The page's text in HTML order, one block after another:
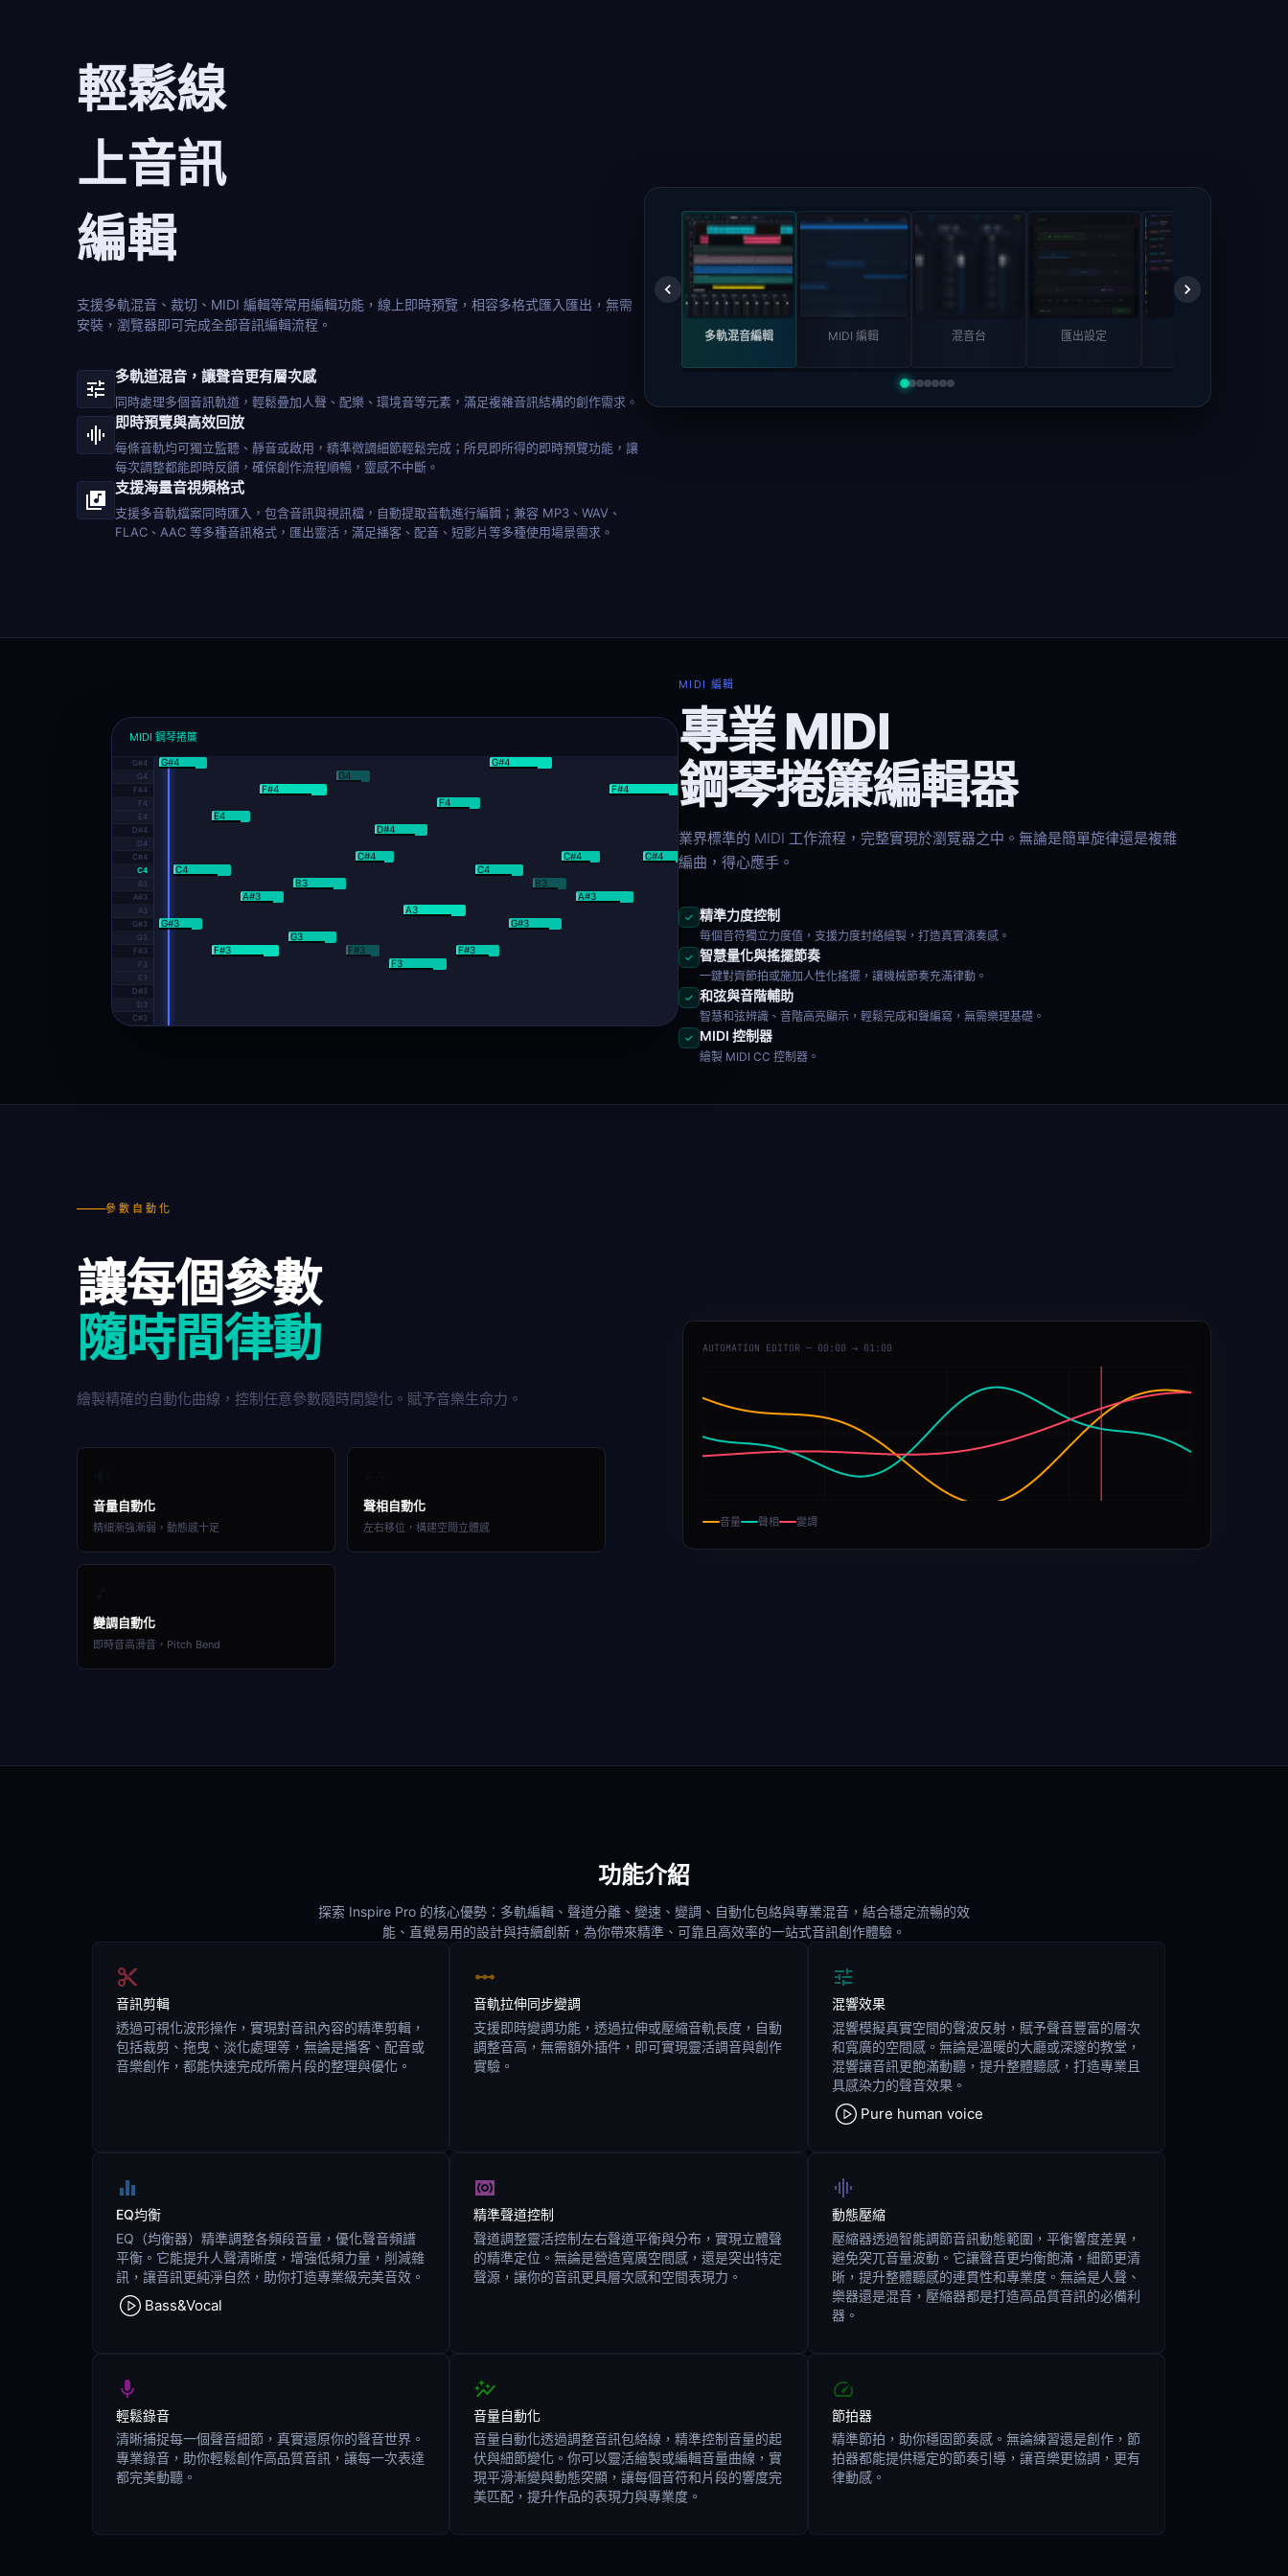
輕鬆線
上音訊
編輯
支援多軌混音、裁切、MIDI 編輯等常用編輯功能，線上即時預覽，相容多格式匯入匯出，無需
安裝，瀏覽器即可完成全部音訊編輯流程。
多軌道混音，讓聲音更有層次感
同時處理多個音訊軌道，輕鬆疊加人聲、配樂、環境音等元素，滿足複雜音訊結構的創作需求。
即時預覽與高效回放
每條音軌均可獨立監聽、靜音或啟用，精準微調細節輕鬆完成；所見即所得的即時預覽功能，讓
每次調整都能即時反饋，確保創作流程順暢，靈感不中斷。
支援海量音視頻格式
支援多音軌檔案同時匯入，包含音訊與視訊檔，自動提取音軌進行編輯；兼容 MP3、WAV、
FLAC、AAC 等多種音訊格式，匯出靈活，滿足播客、配音、短影片等多種使用場景需求。
多軌混音編輯 MIDI 編輯 混音台 匯出設定
MIDI 鋼琴捲簾
G#4
G4
F#4
F4
E4
D#4
D4
C#4
C4
B3
A#3
A3
G#3
G3
F#3
F3
E3
D#3
D3
C#3
G#4
E4
F#4
G4
D#4
F4
G#4
C#4
F#4
G4
D4
C4
A#3
B3
C#4
A3
C4
B3
A#3
C#4
G#3
G#3
F#3
G3
F#3
F3
F#3
G#3
MIDI 編輯
專業 MIDI
鋼琴捲簾編輯器
業界標準的 MIDI 工作流程，完整實現於瀏覽器之中。無論是簡單旋律還是複雜
編曲，得心應手。
✓ 精準力度控制
每個音符獨立力度值，支援力度封絡繪製，打造真實演奏感。
✓ 智慧量化與搖擺節奏
一鍵對齊節拍或施加人性化搖擺，讓機械節奏充滿律動。
✓ 和弦與音階輔助
智慧和弦辨識、音階高亮顯示，輕鬆完成和聲編寫，無需樂理基礎。
✓ MIDI 控制器
繪製 MIDI CC 控制器。
參數自動化
讓每個參數
隨時間律動
繪製精確的自動化曲線，控制任意參數隨時間變化。賦予音樂生命力。
音量自動化
精細漸強漸弱，動態感十足
聲相自動化
左右移位，構建空間立體感
變調自動化
即時音高滑音，Pitch Bend
AUTOMATION EDITOR — 00:00 → 01:00
音量 聲相 變調
功能介紹
探索 Inspire Pro 的核心優勢：多軌編輯、聲道分離、變速、變調、自動化包絡與專業混音，結合穩定流暢的效
能、直覺易用的設計與持續創新，為你帶來精準、可靠且高效率的一站式音訊創作體驗。
音訊剪輯
透過可視化波形操作，實現對音訊內容的精準剪輯，
包括裁剪、拖曳、淡化處理等，無論是播客、配音或
音樂創作，都能快速完成所需片段的整理與優化。
音軌拉伸同步變調
支援即時變調功能，透過拉伸或壓縮音軌長度，自動
調整音高，無需額外插件，即可實現靈活調音與創作
實驗。
混響效果
混響模擬真實空間的聲波反射，賦予聲音豐富的層次
和寬廣的空間感。無論是溫暖的大廳或深邃的教堂，
混響讓音訊更飽滿動聽，提升整體聽感，打造專業且
具感染力的聲音效果。
Pure human voice
EQ均衡
EQ（均衡器）精準調整各頻段音量，優化聲音頻譜
平衡。它能提升人聲清晰度，增強低頻力量，削減雜
訊，讓音訊更純淨自然，助你打造專業級完美音效。
Bass&Vocal
精準聲道控制
聲道調整靈活控制左右聲道平衡與分布，實現立體聲
的精準定位。無論是營造寬廣空間感，還是突出特定
聲源，讓你的音訊更具層次感和空間表現力。
動態壓縮
壓縮器透過智能調節音訊動態範圍，平衡響度差異，
避免突兀音量波動。它讓聲音更均衡飽滿，細節更清
晰，提升整體聽感的連貫性和專業度。無論是人聲、
樂器還是混音，壓縮器都是打造高品質音訊的必備利
器。
輕鬆錄音
清晰捕捉每一個聲音細節，真實還原你的聲音世界。
專業錄音，助你輕鬆創作高品質音訊，讓每一次表達
都完美動聽。
音量自動化
音量自動化透過調整音訊包絡線，精準控制音量的起
伏與細節變化。你可以靈活繪製或編輯音量曲線，實
現平滑漸變與動態突顯，讓每個音符和片段的響度完
美匹配，提升作品的表現力與專業度。
節拍器
精準節拍，助你穩固節奏感。無論練習還是創作，節
拍器都能提供穩定的節奏引導，讓音樂更協調，更有
律動感。